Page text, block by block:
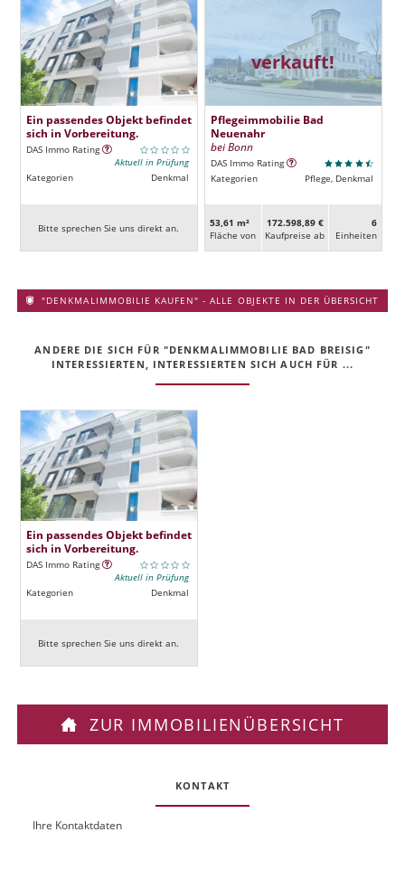
Ein passendes Objekt befindet
sich in Vorbereitung.
DAS Immo Rating
Aktuell in Prüfung
Kategorien
Denkmal
Bitte sprechen Sie uns direkt an.
verkauft!
Pflegeimmobilie Bad
Neuenahr
bei Bonn
DAS Immo Rating
Kategorien
Pflege, Denkmal
53,61 m²
Fläche von
172.598,89 €
Kaufpreise ab
6
Ein­heiten
"DENKMALIMMOBILIE KAUFEN" - ALLE OBJEKTE IN DER ÜBERSICHT
ANDERE DIE SICH FÜR "DENKMALIMMOBILIE BAD BREISIG"
INTERESSIERTEN, INTERESSIERTEN SICH AUCH FÜR ...
Ein passendes Objekt befindet
sich in Vorbereitung.
DAS Immo Rating
Aktuell in Prüfung
Kategorien
Denkmal
Bitte sprechen Sie uns direkt an.
ZUR IMMOBILIENÜBERSICHT
KONTAKT
OUIhre Kontaktdaten